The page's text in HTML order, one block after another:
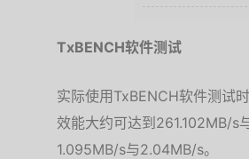
TxBENCH软件测试
实际使用TxBENCH软件测试
效能大约可达到261.102MB/s
1.095MB/s与2.04MB/s。